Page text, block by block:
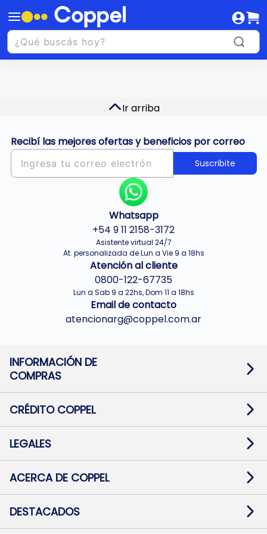
Ir arriba
Recibí las mejores ofertas y beneficios por correo
Suscribite
Whatsapp
+54 9 11 2158-3172
Asistente virtual 24/7
At. personalizada de Lun a Vie 9 a 18hs
Atención al cliente
0800-122-67735
Lun a Sab 9 a 22hs, Dom 11 a 18hs
Email de contacto
atencionarg@coppel.com.ar
INFORMACIÓN DE
COMPRAS
Términos y condiciones
Botón de arrepentimiento
Mapa de sitio
CRÉDITO COPPEL
Solicitar Crédito
Medios de Pago
Pago Fácil Online
LEGALES
Baja contratos
Defensa al consumidor CABA
ACERCA DE COPPEL
Trabajá con Nosotros
Preguntas Frecuentes
DESTACADOS